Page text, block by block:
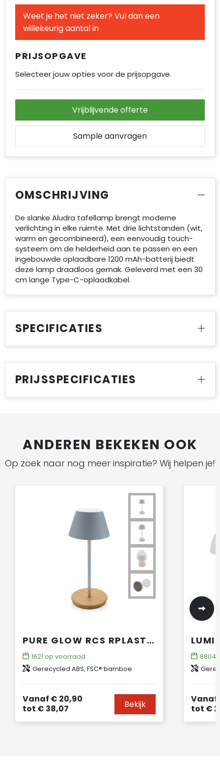
Accessoires voor tassen
Duffeltassen
Aktetassen
Waterbestendige tassen
Opvouwbare tassen
Goodiebags
Weet je het niet zeker? Vul dan een
willekeurig aantal in
PRIJSOPGAVE
Selecteer jouw opties voor de prijsopgave.
Vrijblijvende offerte
Sample aanvragen
OMSCHRIJVING
De slanke Aludra tafellamp brengt moderne
verlichting in elke ruimte. Met drie lichtstanden (wit,
warm en gecombineerd), een eenvoudig touch-
systeem om de helderheid aan te passen en een
ingebouwde oplaadbare 1200 mAh-batterij biedt
deze lamp draadloos gemak. Geleverd met een 30
cm lange Type-C-oplaadkabel.
SPECIFICATIES
PRIJSSPECIFICATIES
ANDEREN BEKEKEN OOK
Op zoek naar nog meer inspiratie? Wij helpen je!
PURE GLOW RCS RPLASTIC USB-OPLAADBARE TAFELLAMP
1621 op voorraad
Gerecycled ABS, FSC® bamboe
Vanaf € 20,90
tot € 38,07 Bekijk
8804
Vanaf
tot €